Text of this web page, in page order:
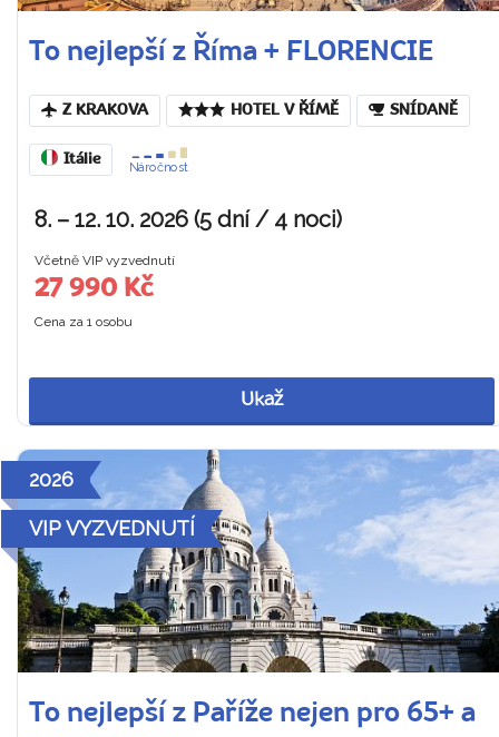
To nejlepší z Říma + FLORENCIE
Z KRAKOVA HOTEL V ŘÍMĚ SNÍDANĚ
Itálie
Náročnost
8. – 12. 10. 2026 (5 dní / 4 noci)
Včetně VIP vyzvednutí
27 990 Kč
Cena za 1 osobu
Ukaž
2026
VIP VYZVEDNUTÍ
To nejlepší z Paříže nejen pro 65+ a